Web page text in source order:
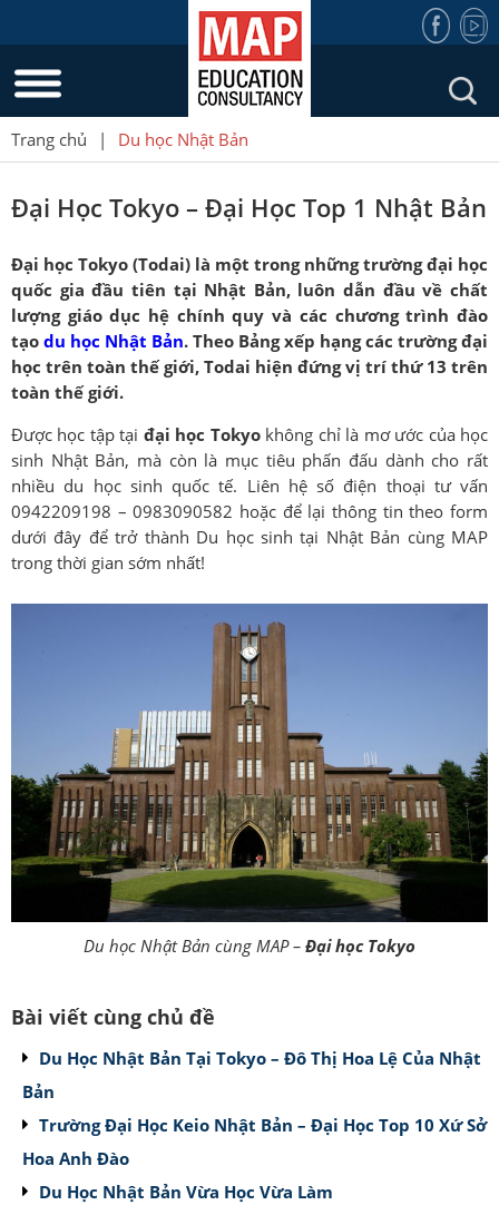
Trang chủ | Du học Nhật Bản
Đại Học Tokyo – Đại Học Top 1 Nhật Bản
Đại học Tokyo (Todai) là một trong những trường đại học
quốc gia đầu tiên tại Nhật Bản, luôn dẫn đầu về chất
lượng giáo dục hệ chính quy và các chương trình đào
tạo du học Nhật Bản. Theo Bảng xếp hạng các trường đại
học trên toàn thế giới, Todai hiện đứng vị trí thứ 13 trên
toàn thế giới.
Được học tập tại đại học Tokyo không chỉ là mơ ước của học
sinh Nhật Bản, mà còn là mục tiêu phấn đấu dành cho rất
nhiều du học sinh quốc tế. Liên hệ số điện thoại tư vấn
0942209198 – 0983090582 hoặc để lại thông tin theo form
dưới đây để trở thành Du học sinh tại Nhật Bản cùng MAP
trong thời gian sớm nhất!
Du học Nhật Bản cùng MAP – Đại học Tokyo
Bài viết cùng chủ đề
Du Học Nhật Bản Tại Tokyo – Đô Thị Hoa Lệ Của Nhật
Bản
Trường Đại Học Keio Nhật Bản – Đại Học Top 10 Xứ Sở
Hoa Anh Đào
Du Học Nhật Bản Vừa Học Vừa Làm